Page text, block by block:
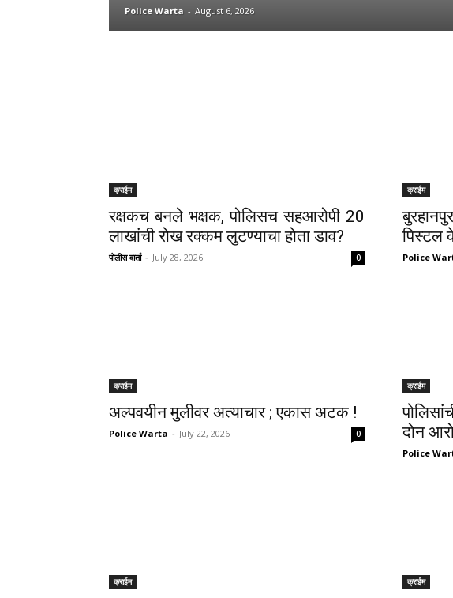
Police Warta - August 6, 2026
क्राईम
रक्षकच बनले भक्षक, पोलिसच सहआरोपी 20
लाखांची रोख रक्कम लुटण्याचा होता डाव?
पोलीस वार्ता - July 28, 2026 0
क्राईम
पिस्टल
Police
क्राईम
अल्पवयीन मुलीवर अत्याचार ; एकास अटक !
Police Warta - July 22, 2026 0
क्राईम
दोन
Police
क्राईम क्राईम